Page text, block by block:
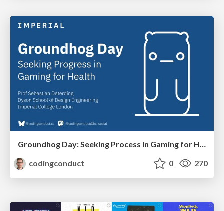
Groundhog Day: Seeking Process in Gaming for Health
codingconduct
0 270